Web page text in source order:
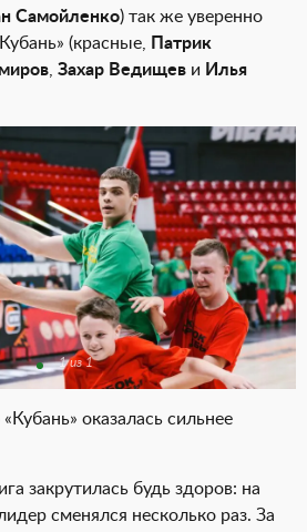
Самойленко) так же уверенно
(красные,
Патрик
Захар Ведищев и Илья
1 из 1
оказалась сильнее
закрутилась будь здоров: на
сменялся несколько раз. За